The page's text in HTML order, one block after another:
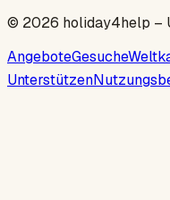
© 2026 holiday4help –
AngeboteGesuche
Unterstützen